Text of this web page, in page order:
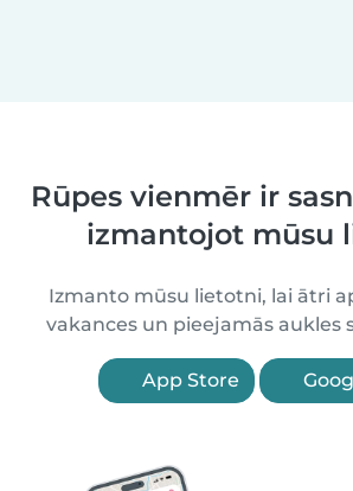
Rūpes vienmēr ir
izmantojot mūsu
Izmanto mūsu lietotni, lai ātri
vakances un pieejamās aukles
App Store